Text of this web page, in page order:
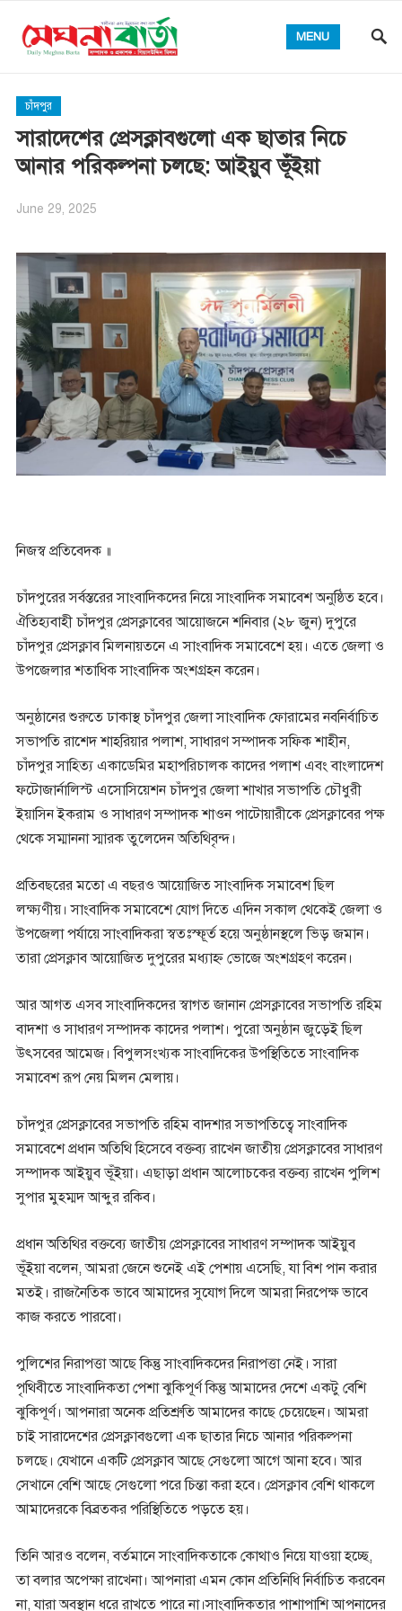
MENU
চাঁদপুর
সারাদেশের প্রেসক্লাবগুলো এক ছাতার নিচে
আনার পরিকল্পনা চলছে: আইয়ুব ভূঁইয়া
June 29, 2025
নিজস্ব প্রতিবেদক ॥
চাঁদপুরের সর্বস্তরের সাংবাদিকদের নিয়ে সাংবাদিক সমাবেশ অনুষ্ঠিত হবে।
ঐতিহ্যবাহী চাঁদপুর প্রেসক্লাবের আয়োজনে শনিবার (২৮ জুন) দুপুরে
চাঁদপুর প্রেসক্লাব মিলনায়তনে এ সাংবাদিক সমাবেশে হয়। এতে জেলা ও
উপজেলার শতাধিক সাংবাদিক অংশগ্রহন করেন।
অনুষ্ঠানের শুরুতে ঢাকাস্থ চাঁদপুর জেলা সাংবাদিক ফোরামের নবনির্বাচিত
সভাপতি রাশেদ শাহরিয়ার পলাশ, সাধারণ সম্পাদক সফিক শাহীন,
চাঁদপুর সাহিত্য একাডেমির মহাপরিচালক কাদের পলাশ এবং বাংলাদেশ
ফটোজার্নালিস্ট এসোসিয়েশন চাঁদপুর জেলা শাখার সভাপতি চৌধুরী
ইয়াসিন ইকরাম ও সাধারণ সম্পাদক শাওন পাটোয়ারীকে প্রেসক্লাবের পক্ষ
থেকে সম্মাননা স্মারক তুলেদেন অতিথিবৃন্দ।
প্রতিবছরের মতো এ বছরও আয়োজিত সাংবাদিক সমাবেশ ছিল
লক্ষ্যণীয়। সাংবাদিক সমাবেশে যোগ দিতে এদিন সকাল থেকেই জেলা ও
উপজেলা পর্যায়ে সাংবাদিকরা স্বতঃস্ফূর্ত হয়ে অনুষ্ঠানস্থলে ভিড় জমান।
তারা প্রেসক্লাব আয়োজিত দুপুরের মধ্যাহ্ন ভোজে অংশগ্রহণ করেন।
আর আগত এসব সাংবাদিকদের স্বাগত জানান প্রেসক্লাবের সভাপতি রহিম
বাদশা ও সাধারণ সম্পাদক কাদের পলাশ। পুরো অনুষ্ঠান জুড়েই ছিল
উৎসবের আমেজ। বিপুলসংখ্যক সাংবাদিকের উপস্থিতিতে সাংবাদিক
সমাবেশ রূপ নেয় মিলন মেলায়।
চাঁদপুর প্রেসক্লাবের সভাপতি রহিম বাদশার সভাপতিত্বে সাংবাদিক
সমাবেশে প্রধান অতিথি হিসেবে বক্তব্য রাখেন জাতীয় প্রেসক্লাবের সাধারণ
সম্পাদক আইয়ুব ভূঁইয়া। এছাড়া প্রধান আলোচকের বক্তব্য রাখেন পুলিশ
সুপার মুহম্মদ আব্দুর রকিব।
প্রধান অতিথির বক্তব্যে জাতীয় প্রেসক্লাবের সাধারণ সম্পাদক আইয়ুব
ভূঁইয়া বলেন, আমরা জেনে শুনেই এই পেশায় এসেছি, যা বিশ পান করার
মতই। রাজনৈতিক ভাবে আমাদের সুযোগ দিলে আমরা নিরপেক্ষ ভাবে
কাজ করতে পারবো।
পুলিশের নিরাপত্তা আছে কিন্তু সাংবাদিকদের নিরাপত্তা নেই। সারা
পৃথিবীতে সাংবাদিকতা পেশা ঝুকিপূর্ণ কিন্তু আমাদের দেশে একটু বেশি
ঝুকিপূর্ণ। আপনারা অনেক প্রতিশ্রুতি আমাদের কাছে চেয়েছেন। আমরা
চাই সারাদেশের প্রেসক্লাবগুলো এক ছাতার নিচে আনার পরিকল্পনা
চলছে। যেখানে একটি প্রেসক্লাব আছে সেগুলো আগে আনা হবে। আর
সেখানে বেশি আছে সেগুলো পরে চিন্তা করা হবে। প্রেসক্লাব বেশি থাকলে
আমাদেরকে বিব্রতকর পরিস্থিতিতে পড়তে হয়।
তিনি আরও বলেন, বর্তমানে সাংবাদিকতাকে কোথাও নিয়ে যাওয়া হচ্ছে,
তা বলার অপেক্ষা রাখেনা। আপনারা এমন কোন প্রতিনিধি নির্বাচিত করবেন
না, যারা অবস্থান ধরে রাখতে পারে না।সাংবাদিকতার পাশাপাশি আপনাদের